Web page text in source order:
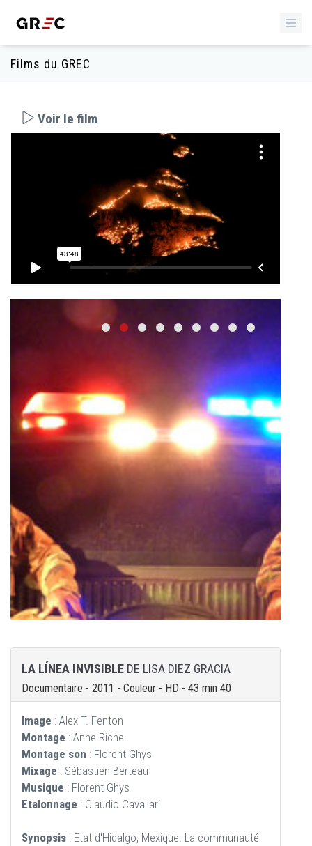
Films du GREC
Voir le film
LA LÍNEA INVISIBLE DE LISA DIEZ GRACIA
Documentaire - 2011 - Couleur - HD - 43 min 40
Image : Alex T. Fenton
Montage : Anne Riche
Montage son : Florent Ghys
Mixage : Sébastien Berteau
Musique : Florent Ghys
Etalonnage : Claudio Cavallari
Synopsis : Etat d'Hidalgo, Mexique. La communauté